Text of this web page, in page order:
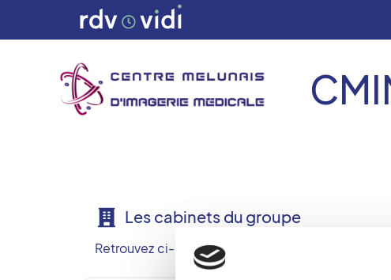
Les cabinets du groupe
Retrouvez ci-dessous nos 5 centres de radiologie